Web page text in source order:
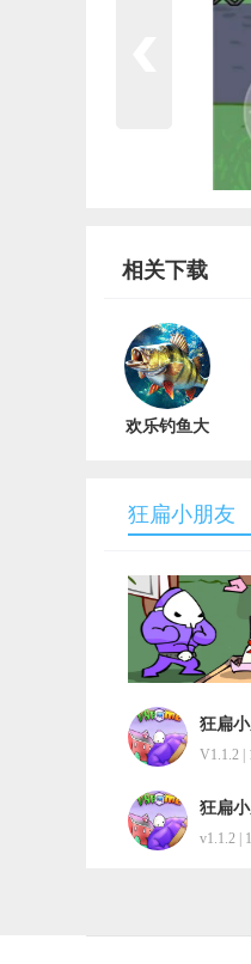
相关下载
欢乐钓鱼大
狂扁小朋友
狂扁
V1.1.2 |
狂扁
v1.1.2 |